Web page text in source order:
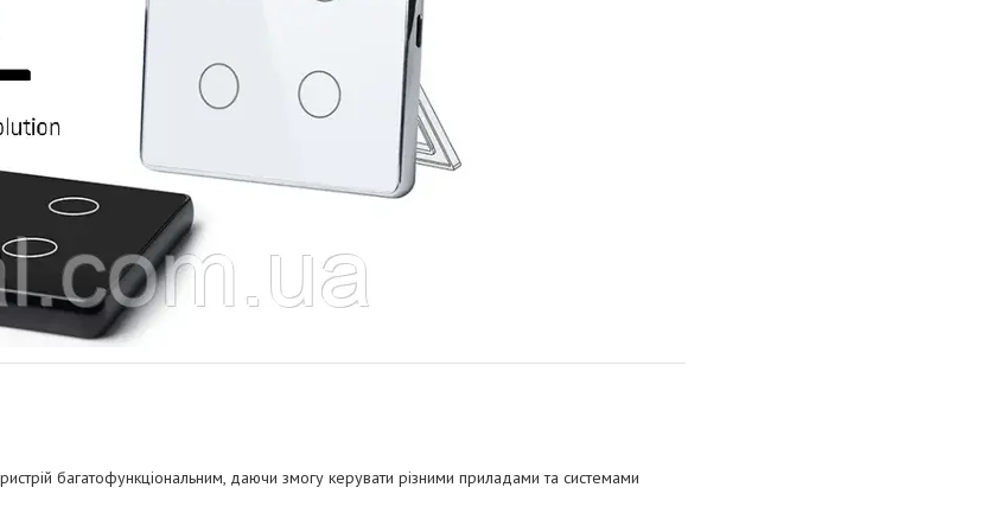
багатофункціональним, даючи змогу керувати різними приладами та системами